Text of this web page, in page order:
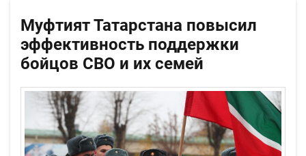
Муфтият Татарстана повысил
эффективность поддержки
бойцов СВО и их семей